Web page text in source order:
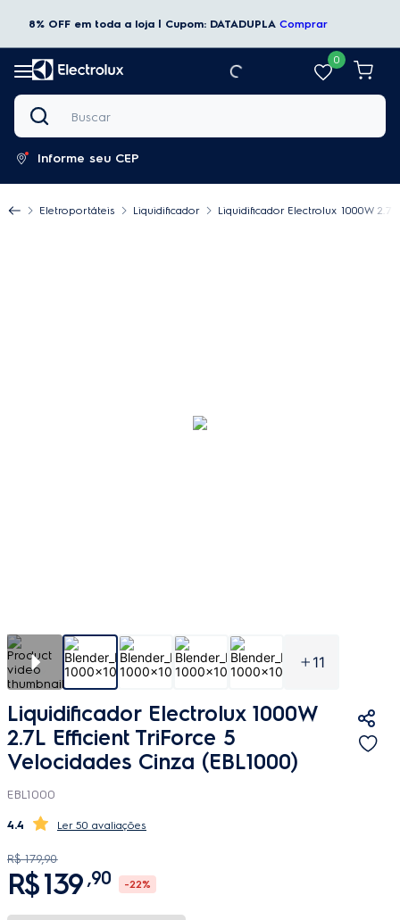
8% OFF em toda a loja | Cupom: DATADUPLA Comprar
0
Buscar
Informe seu CEP
Eletroportáteis Liquidificador Liquidificador Electrolux 1000W
11
Liquidificador Electrolux 1000W
2.7L Efficient TriForce 5
Velocidades Cinza (EBL1000)
EBL1000
4.4 50 avaliações
R$ 179,90
R$139 ,90 -22%